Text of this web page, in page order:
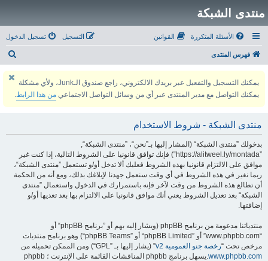
منتدى الشبكة
الأسئلة المتكررة القوانين تسجيل الدخول التسجيل
فهرس المنتدى
يمكنك التسجيل والتفعيل عبر بريدك الالكتروني، راجع صندوق الـJunk، ولأي مشكلة
يمكنك التواصل مع مدير المنتدى عبر أي من وسائل التواصل الاجتماعي من هذا الرابط.
منتدى الشبكة - شروط الاستخدام
بدخولك ”منتدى الشبكة“ (المشار إليها بـ”نحن“، ”منتدى الشبكة“,
”https://alitweel.ly/montada“) فإنك توافق قانونيا على الشروط التالية، إذا كنت غير
موافق على الالتزام قانونيا بهذه الشروط فعليك ألا تدخل أو/و تستعمل ”منتدى الشبكة“،
ربما نغير في هذه الشروط في أي وقت سنعمل جهدنا لإبلاغك بذلك، ومع أنه من الحكمة
أن تطالع هذه الشروط من وقت لآخر فإنه باستمرارك في الدخول واستعمال ”منتدى
الشبكة“ بعد تعديل الشروط يعني أنك موافق قانونيا على الالتزام بها بعد تعديها أو/و
إضافتها.
منتدياتنا مدعومة من برنامج phpBB (ويشار إليه بهم أو ”برنامج phpBB“ أو
“www.phpbb.com” أو ”phpBB Limited“ أو ”phpBB Teams“) وهو برنامج منتديات
مرخص تحت “رخصة جنو العمومية v2
” (يشار إليها بـ ”GPL“) ومن الممكن تحميله من
www.phpbb.com
.يسهل برنامج phpbb المناقشات القائمة على الإنترنت ؛ phpbb